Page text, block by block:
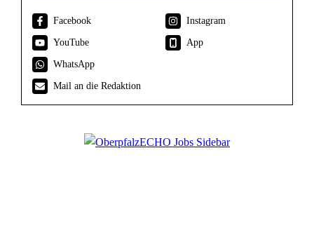
Facebook
Instagram
YouTube
App
WhatsApp
Mail an die Redaktion